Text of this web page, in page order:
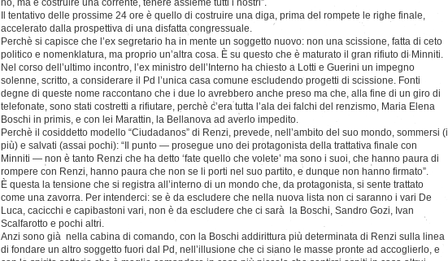
no, ma è costruire una corrente, tenere assieme tutti i nostri”.
Il tentativo delle prossime 24 ore è quello di costruire una diga, prima del rompete le righe finale,
accelerato dalla prospettiva di una disfatta congressuale.
Perchè si capisce che l’ex segretario ha in mente un soggetto nuovo: non una scissione, fatta di ceto
politico e nomenklatura, ma proprio un’altra cosa. È su questo che è maturato il gran rifiuto di Minniti.
Nel corso dell’ultimo incontro, l’ex ministro dell’Interno ha chiesto a Lotti e Guerini un impegno
solenne, scritto, a considerare il Pd l’unica casa comune escludendo progetti di scissione. Fonti
degne di queste nome raccontano che i due lo avrebbero anche preso ma che, alla fine di un giro di
telefonate, sono stati costretti a rifiutare, perchè c’era tutta l’ala dei falchi del renzismo, Maria Elena
Boschi in primis, e con lei Marattin, la Bellanova ad averlo impedito.
Perchè il cosiddetto modello “Ciudadanos” di Renzi, prevede, nell’ambito del suo mondo, sommersi (i
più) e salvati (assai pochi): “Il punto — prosegue uno dei protagonista della trattativa finale con
Minniti — non è tanto Renzi che ha detto ‘fate quello che volete’ ma sono i suoi, che hanno paura di
rompere con Renzi, hanno paura che non se li porti nel suo partito, e dunque non hanno firmato”.
È questa la tensione che si registra all’interno di un mondo che, da protagonista, si sente trattato
come una zavorra. Per intenderci: se è da escludere che nella nuova lista non ci saranno i vari De
Luca, cacicchi e capibastoni vari, non è da escludere che ci sarà la Boschi, Sandro Gozi, Ivan
Scalfarotto e pochi altri.
Anzi sono già nella cabina di comando, con la Boschi addirittura più determinata di Renzi sulla linea
di fondare un altro soggetto fuori dal Pd, nell’illusione che ci siano le masse pronte ad accoglierlo, e